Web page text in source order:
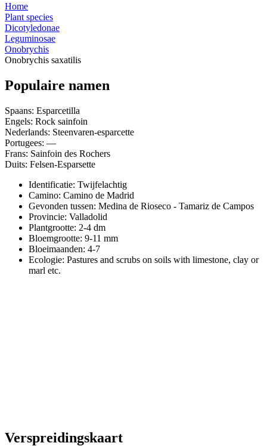
Home
Plant species
Dicotyledonae
Leguminosae
Onobrychis
Onobrychis saxatilis
Populaire namen
Spaans: Esparcetilla
Engels: Rock sainfoin
Nederlands: Steenvaren-esparcette
Portugees: —
Frans: Sainfoin des Rochers
Duits: Felsen-Esparsette
Identificatie: Twijfelachtig
Camino: Camino de Madrid
Gevonden tussen: Medina de Rioseco - Tamariz de Campos
Provincie: Valladolid
Plantgrootte: 2-4 dm
Bloemgrootte: 9-11 mm
Bloeimaanden: 4-7
Ecologie: Pastures and scrubs on soils with limestone, clay or
marl etc.
Verspreidingskaart